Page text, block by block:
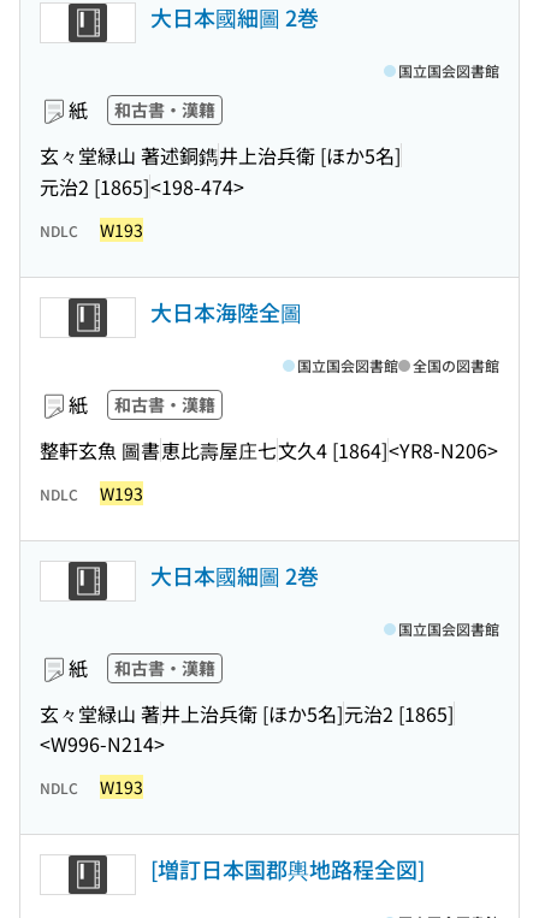
大日本國細圖 2巻
紙 和古書・漢籍
玄々堂緑山 著述銅鐫井上治兵衛 [ほか5名]
元治2 [1865]<198-474>
国立国会図書館
NDLC W193
大日本海陸全圖
紙 和古書・漢籍
整軒玄魚 圖書恵比壽屋庄七文久4 [1864]<YR8-N206>
国立国会図書館 全国の図書館
NDLC W193
大日本國細圖 2巻
紙 和古書・漢籍
玄々堂緑山 著井上治兵衛 [ほか5名]元治2 [1865]
<W996-N214>
国立国会図書館
NDLC W193
[増訂日本国郡輿地路程全図]